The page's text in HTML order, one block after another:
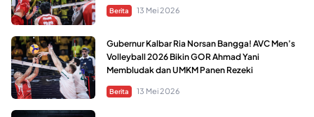
Berita 13 Mei 2026
Gubernur Kalbar Ria Norsan Bangga! AVC Men’s
Volleyball 2026 Bikin GOR Ahmad Yani
Membludak dan UMKM Panen Rezeki
Berita 13 Mei 2026